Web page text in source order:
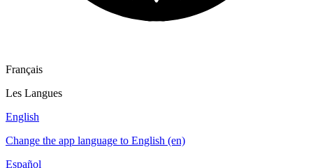
Français
Les Langues
English
Change the app language to English (en)
Español